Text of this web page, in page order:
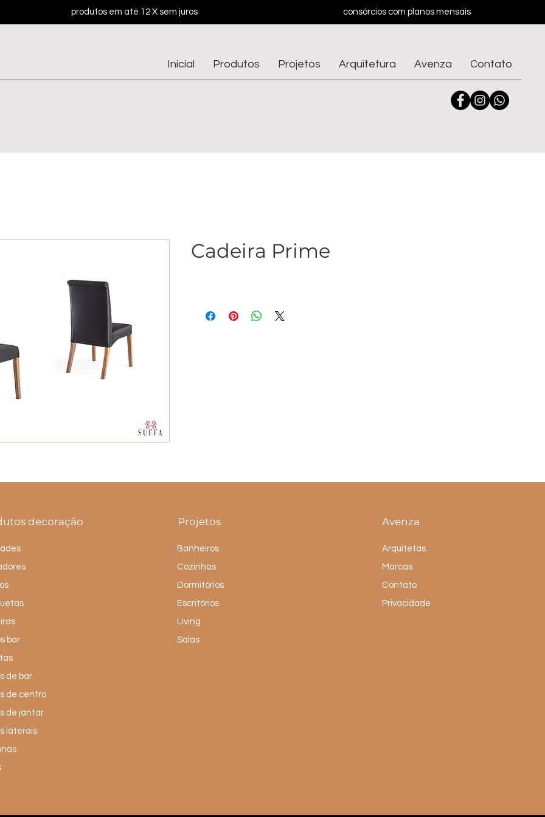
produtos em até 12 X sem juros consórcios com planos mensais
Inicial Produtos Projetos Arquitetura Avenza Contato
Cadeira Prime
decoração
bar
de bar
de centro
de jantar
laterais
Projetos
Banheiros
Cozinhas
Dormitórios
Escritórios
Living
Salas
Avenza
Arquitetas
Marcas
Contato
Privacidade